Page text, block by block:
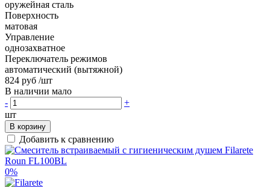
оружейная сталь
Поверхность
матовая
Управление
однозахватное
Переключатель режимов
автоматический (вытяжной)
824 руб /шт
В наличии мало
-
+
шт
В корзину
Добавить к сравнению
0%